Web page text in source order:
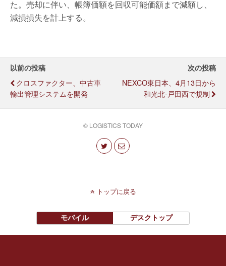
た。売却に伴い、帳簿価額を回収可能価額まで減額し、
減損損失を計上する。
以前の投稿
クロスファクター、中古車
輸出管理システムを開発
次の投稿
NEXCO東日本、4月13日から
和光北-戸田西で規制
© LOGISTICS TODAY
トップに戻る
モバイル デスクトップ